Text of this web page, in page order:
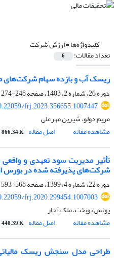
کلیدواژه‌ها =ارزش شرکت
تعداد مقالات: 6
ریسک آب و بازده سهام شرکت‌های
دوره 26، شماره 2، 1403، صفحه
248-274
frj.2023.356655.1007447
مریم دولو، شیرین مهرعلی
مشاهده مقاله
اصل مقاله 866.34 K
تأثیر مدیریت سود تعهدی و
شرکت‌های پذیرفته ‌شده در بورس
دوره 22، شماره 4، 1399، صفحه
568-593
frj.2020.299454.1007003
یونس نوبخت، ملک آجار
مشاهده مقاله
اصل مقاله 440.39 K
طراحی مدل سنجش ریسک